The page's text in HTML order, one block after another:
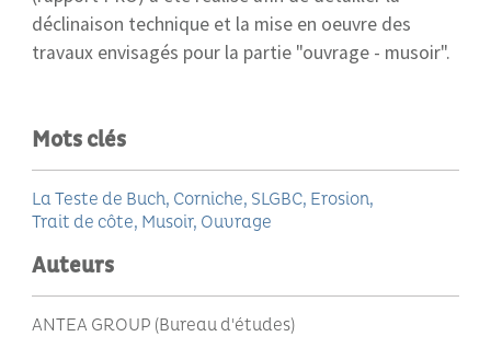
déclinaison technique et la mise en oeuvre des
travaux envisagés pour la partie "ouvrage - musoir".
Mots clés
La Teste de Buch Corniche SLGBC Erosion
Trait de côte Musoir Ouvrage
Auteurs
ANTEA GROUP (Bureau d'études)